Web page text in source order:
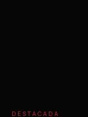
DESTACADA